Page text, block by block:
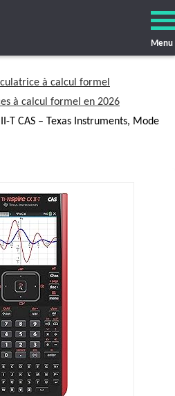
Menu
à calcul formel
à calcul formel en 2026
T CAS – Texas Instruments, Mode